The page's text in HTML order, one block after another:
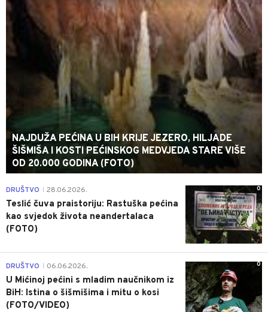
NAJDUŽA PEĆINA U BIH KRIJE JEZERO, HILJADE
ŠIŠMIŠA I KOSTI PEĆINSKOG MEDVJEDA STARE VIŠE
OD 20.000 GODINA (FOTO)
0
DRUŠTVO 28.06.2026.
Teslić čuva praistoriju: Rastuška pećina
kao svjedok života neandertalaca
(FOTO)
0
DRUŠTVO 06.06.2026.
U Mićinoj pećini s mladim naučnikom iz
BiH: Istina o šišmišima i mitu o kosi
(FOTO/VIDEO)